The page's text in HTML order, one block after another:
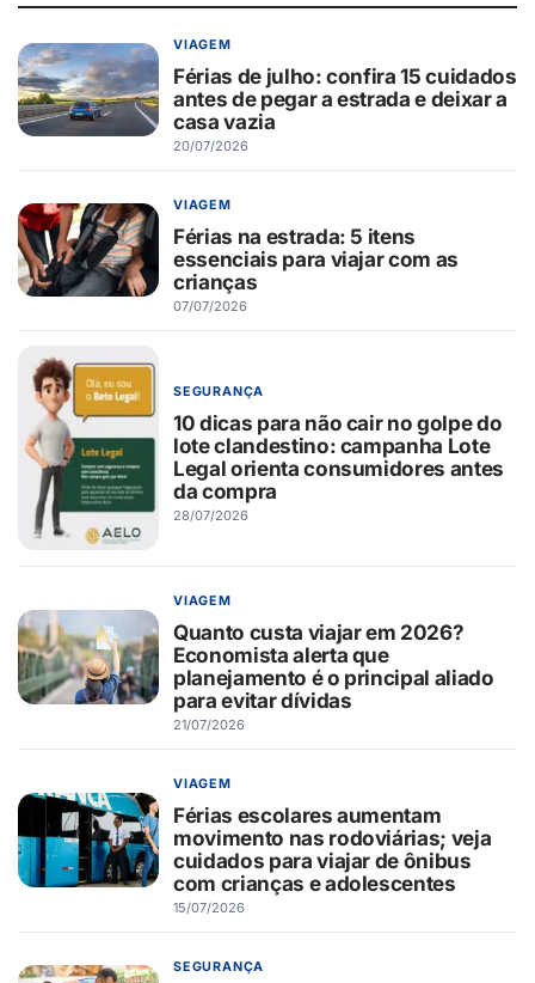
VIAGEM
Férias de julho: confira 15 cuidados
antes de pegar a estrada e deixar a
casa vazia
20/07/2026
VIAGEM
Férias na estrada: 5 itens
essenciais para viajar com as
crianças
07/07/2026
SEGURANÇA
10 dicas para não cair no golpe do
lote clandestino: campanha Lote
Legal orienta consumidores antes
da compra
28/07/2026
VIAGEM
Quanto custa viajar em 2026?
Economista alerta que
planejamento é o principal aliado
para evitar dívidas
21/07/2026
VIAGEM
Férias escolares aumentam
movimento nas rodoviárias; veja
cuidados para viajar de ônibus
com crianças e adolescentes
15/07/2026
SEGURANÇA